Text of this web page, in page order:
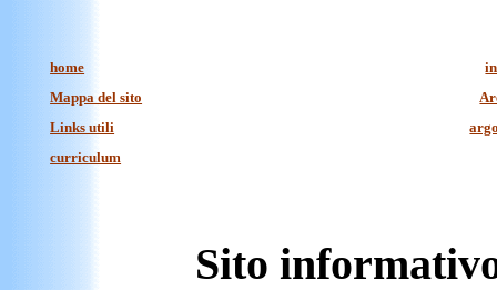
home
Mappa del sito
Links utili
curriculum
Sito